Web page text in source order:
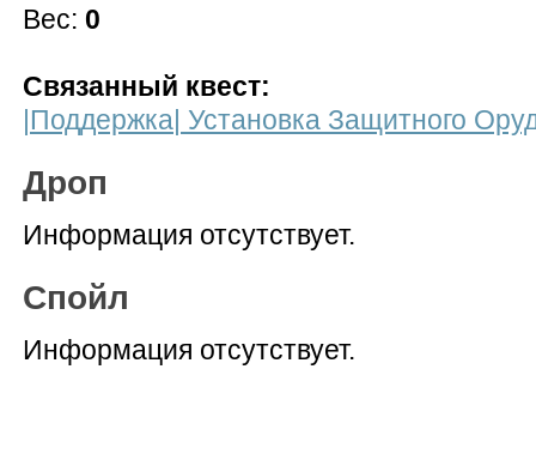
Вес: 0
Связанный квест:
|Поддержка| Установка Защитного
Дроп
Информация отсутствует.
Спойл
Информация отсутствует.